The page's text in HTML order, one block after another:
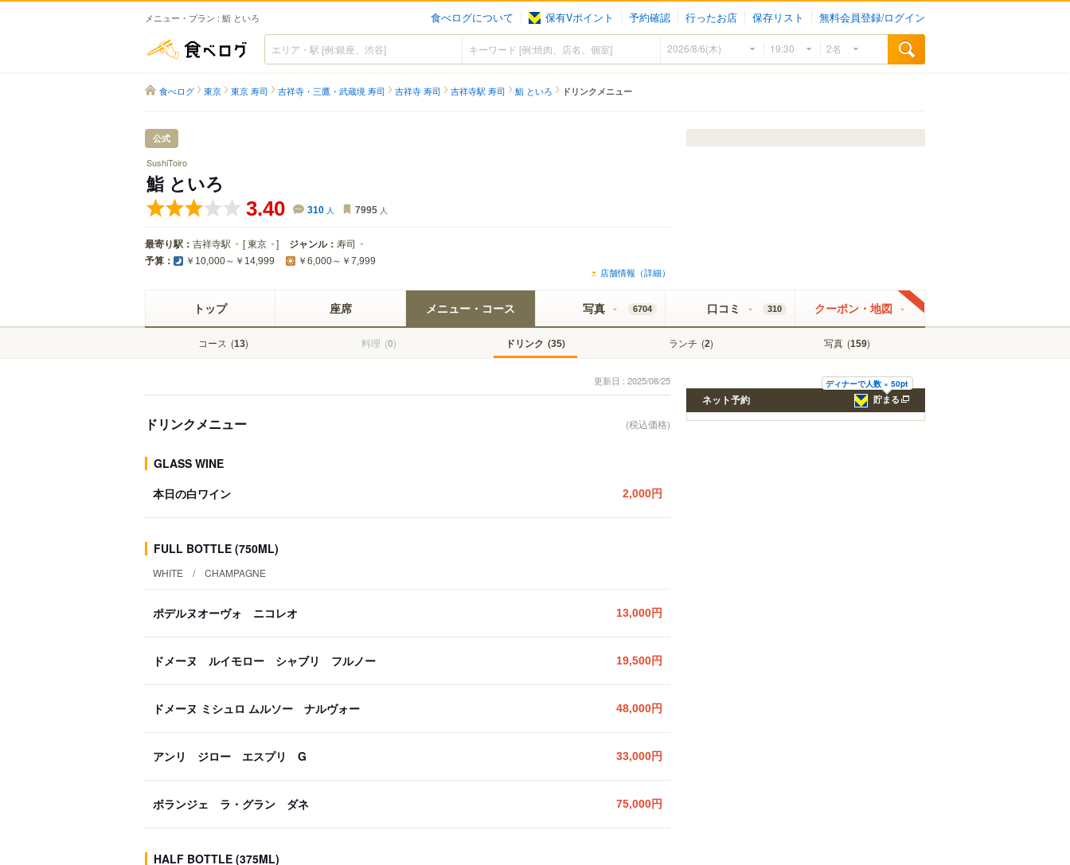
メニュー・プラン : 鮨 といろ 食べログについて 保有Vポイント 予約確認 行ったお店 保存リスト 無料会員登録/ログイン
食べログ
食べログ 東京 東京 寿司 吉祥寺・三鷹・武蔵境 寿司 吉祥寺 寿司 吉祥寺駅 寿司 鮨 といろ ドリンクメニュー
公式
SushiToiro
鮨 といろ
3.40 310 人 7995 人
最寄り駅： 吉祥寺駅 [東京 ] ジャンル： 寿司
予算： ￥10,000～￥14,999 ￥6,000～￥7,999
店舗情報（詳細）
トップ 座席 メニュー・コース
コース (13) 料理 (0) ドリンク (35) ランチ (2) 写真 (159)
写真 6704 口コミ 310 クーポン・地図
更新日 : 2025/08/25
ドリンクメニュー (税込価格)
GLASS WINE
本日の白ワイン
2,000円
FULL BOTTLE (750ML)
WHITE / CHAMPAGNE
ポデルヌオーヴォ ニコレオ 13,000円
ドメーヌ ルイモロー シャブリ フルノー 19,500円
ドメーヌ ミシュロ ムルソー ナルヴォー 48,000円
アンリ ジロー エスプリ G 33,000円
ボランジェ ラ・グラン ダネ 75,000円
HALF BOTTLE (375ML)
ディナーで人数 × 50pt
貯まる
ネット予約